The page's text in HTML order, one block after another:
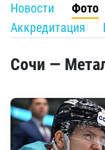
Новости Фото
Аккредитация
Сочи —